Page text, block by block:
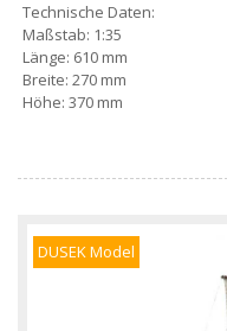
Technische Daten:
Maßstab: 1:35
Länge: 610 mm
Breite: 270 mm
Höhe: 370 mm
DUSEK Model